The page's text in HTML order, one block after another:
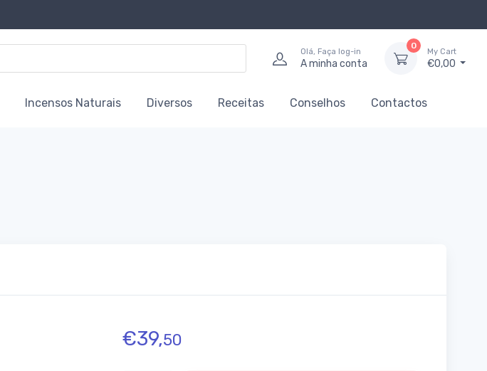
Olá, Faça log-in
A minha conta
0
My Cart
€0,00
Incensos Naturais Diversos Receitas Conselhos Contactos
€39,50